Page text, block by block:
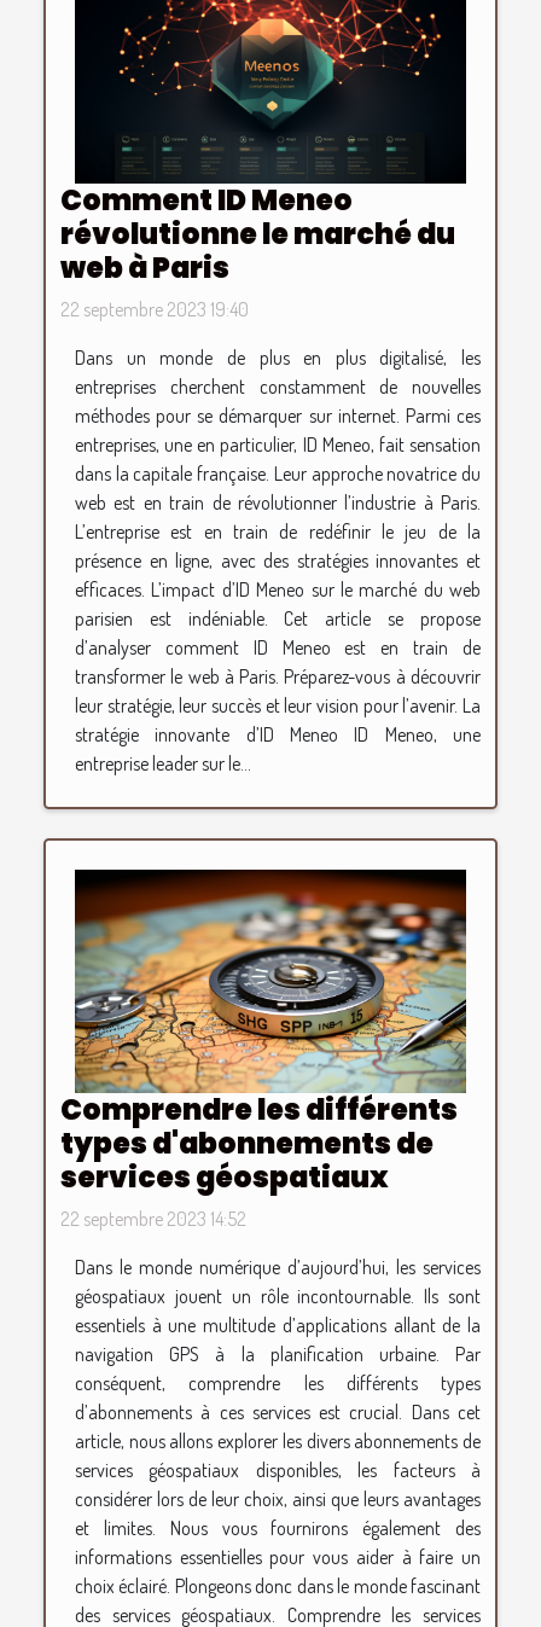
Comment ID Meneo
révolutionne le marché du
web à Paris
22 septembre 2023 19:40
Dans un monde de plus en plus digitalisé, les
entreprises cherchent constamment de nouvelles
méthodes pour se démarquer sur internet. Parmi ces
entreprises, une en particulier, ID Meneo, fait sensation
dans la capitale française. Leur approche novatrice du
web est en train de révolutionner l’industrie à Paris.
L’entreprise est en train de redéfinir le jeu de la
présence en ligne, avec des stratégies innovantes et
efficaces. L’impact d’ID Meneo sur le marché du web
parisien est indéniable. Cet article se propose
d’analyser comment ID Meneo est en train de
transformer le web à Paris. Préparez-vous à découvrir
leur stratégie, leur succès et leur vision pour l’avenir. La
stratégie innovante d’ID Meneo ID Meneo, une
entreprise leader sur le...
Comprendre les différents
types d'abonnements de
services géospatiaux
22 septembre 2023 14:52
Dans le monde numérique d’aujourd’hui, les services
géospatiaux jouent un rôle incontournable. Ils sont
essentiels à une multitude d’applications allant de la
navigation GPS à la planification urbaine. Par
conséquent, comprendre les différents types
d’abonnements à ces services est crucial. Dans cet
article, nous allons explorer les divers abonnements de
services géospatiaux disponibles, les facteurs à
considérer lors de leur choix, ainsi que leurs avantages
et limites. Nous vous fournirons également des
informations essentielles pour vous aider à faire un
choix éclairé. Plongeons donc dans le monde fascinant
des services géospatiaux. Comprendre les services